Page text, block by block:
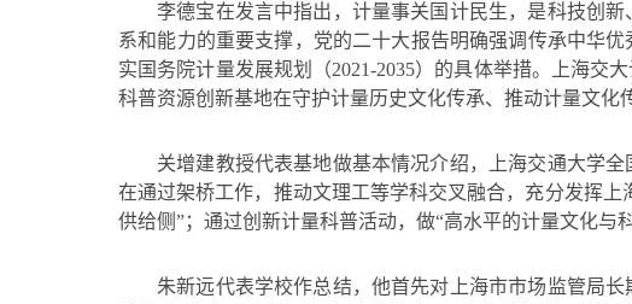
李德宝在发言中指出，计量事关国计民生，是科技创
系和能力的重要支撑，党的二十大报告明确强调传承中华
实国务院计量发展规划（2021-2035）的具体举措。上海交
科普资源创新基地在守护计量历史文化传承、推动计量文化
关增建教授代表基地做基本情况介绍，上海交通大学
在通过架桥工作，推动文理工等学科交叉融合，充分发挥
供给侧”；通过创新计量科普活动，做“高水平的计量文化与
朱新远代表学校作总结，他首先对上海市市场监管局